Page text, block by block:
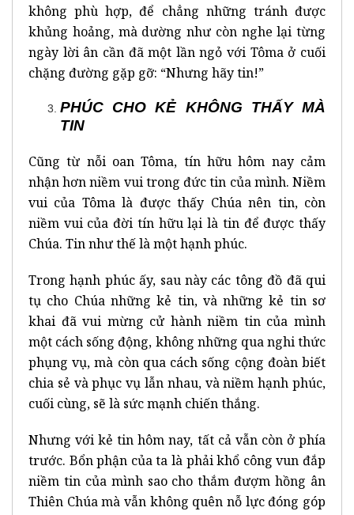
không phù hợp, để chẳng những tránh được
khủng hoảng, mà dường như còn nghe lại từng
ngày lời ân cần đã một lần ngỏ với Tôma ở cuối
chặng đường gặp gỡ: “Nhưng hãy tin!”
PHÚC CHO KẺ KHÔNG THẤY MÀ
TIN
Cũng từ nỗi oan Tôma, tín hữu hôm nay cảm
nhận hơn niềm vui trong đức tin của mình. Niềm
vui của Tôma là được thấy Chúa nên tin, còn
niềm vui của đời tín hữu lại là tin để được thấy
Chúa. Tin như thế là một hạnh phúc.
Trong hạnh phúc ấy, sau này các tông đồ đã qui
tụ cho Chúa những kẻ tin, và những kẻ tin sơ
khai đã vui mừng cử hành niềm tin của mình
một cách sống động, không những qua nghi thức
phụng vụ, mà còn qua cách sống cộng đoàn biết
chia sẻ và phục vụ lẫn nhau, và niềm hạnh phúc,
cuối cùng, sẽ là sức mạnh chiến thắng.
Nhưng với kẻ tin hôm nay, tất cả vẫn còn ở phía
trước. Bổn phận của ta là phải khổ công vun đắp
niềm tin của mình sao cho thắm đượm hồng ân
Thiên Chúa mà vẫn không quên nỗ lực đóng góp